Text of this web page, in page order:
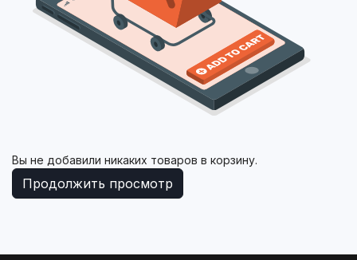
Вы не добавили никаких товаров в корзину.
Продолжить просмотр